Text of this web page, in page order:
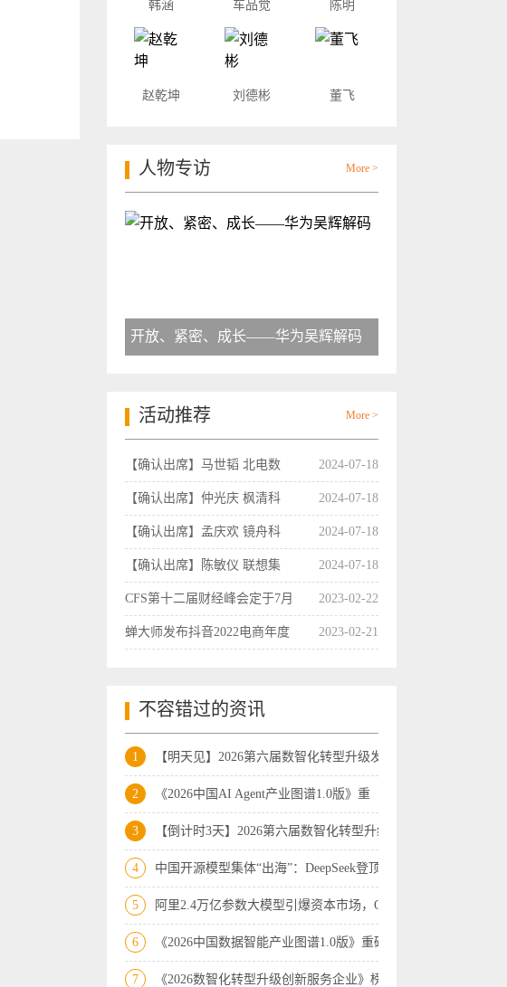
韩涵 车品觉 陈明
赵乾坤 刘德彬 董飞
人物专访 More >
开放、紧密、成长——华为吴辉解码
活动推荐 More >
【确认出席】马世韬 北电数 2024-07-18
【确认出席】仲光庆 枫清科 2024-07-18
【确认出席】孟庆欢 镜舟科 2024-07-18
【确认出席】陈敏仪 联想集 2024-07-18
CFS第十二届财经峰会定于7月 2023-02-22
蝉大师发布抖音2022电商年度 2023-02-21
不容错过的资讯
1 【明天见】2026第六届数智化转型升级发展
2 《2026中国AI Agent产业图谱1.0版》重
3 【倒计时3天】2026第六届数智化转型升级
4 中国开源模型集体“出海”：DeepSeek登顶
5 阿里2.4万亿参数大模型引爆资本市场，Op
6 《2026中国数据智能产业图谱1.0版》重磅
7 《2026数智化转型升级创新服务企业》榜